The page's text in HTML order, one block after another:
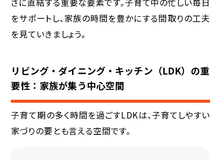
をサポートし、家族の時間を豊かにする間取りの工夫
を見ていきましょう。
リビング・ダイニング・キッチン（LDK）の重
要性：家族が集う中心空間
子育て期の多く時間を過ごすLDKは、子育てしやすい
家づりの要とも言える空間です。